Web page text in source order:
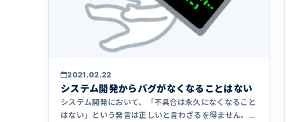
2021.02.22
システム開発からバグがなくなることはない
システム開発において、「不具合は永久になくなること
はない」という発言は正しいと言わざるを得ません。シ